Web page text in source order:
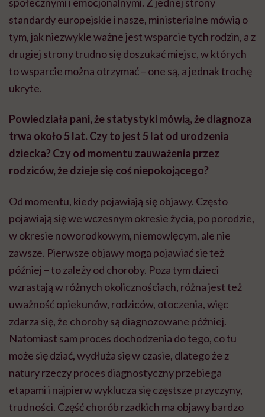
standardy europejskie i nasze, ministerialne mówią o
tym, jak niezwykle ważne jest wsparcie tych rodzin, a z
drugiej strony trudno się doszukać miejsc, w których
to wsparcie można otrzymać – one są, a jednak trochę
ukryte.
Powiedziała pani, że statystyki mówią, że diagnoza
trwa około 5 lat. Czy to jest 5 lat od urodzenia
dziecka? Czy od momentu zauważenia przez
rodziców, że dzieje się coś niepokojącego?
Od momentu, kiedy pojawiają się objawy. Często
pojawiają się we wczesnym okresie życia, po porodzie,
w okresie noworodkowym, niemowlęcym, ale nie
zawsze. Pierwsze objawy mogą pojawiać się też
później – to zależy od choroby. Poza tym dzieci
wzrastają w różnych okolicznościach, różna jest też
uważność opiekunów, rodziców, otoczenia, więc
zdarza się, że choroby są diagnozowane później.
Natomiast sam proces dochodzenia do tego, co tu
może się dziać, wydłuża się w czasie, dlatego że z
natury rzeczy proces diagnostyczny przebiega
etapami i najpierw wyklucza się częstsze przyczyny,
trudności. Część chorób rzadkich ma objawy bardzo